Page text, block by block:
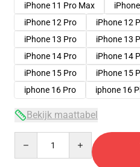
iPhone 11 Pro Max
iPhone 12 Pro
iPhone 12
iPhone 13 Pro
iPhone 13
iPhone 14 Pro
iPhone 14
iPhone 15 Pro
iPhone 15
iphone 16 Pro
iphone 16
Bekijk maattabel